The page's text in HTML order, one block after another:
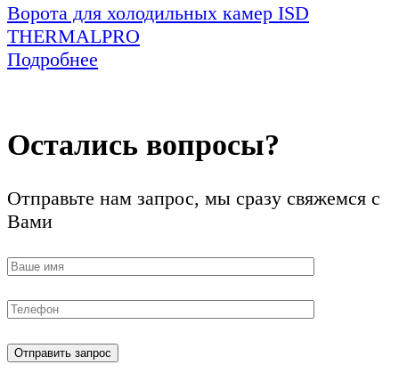
Ворота для холодильных камер ISD
THERMALPRO
Подробнее
Остались вопросы?
Отправьте нам запрос, мы сразу свяжемся с
Вами